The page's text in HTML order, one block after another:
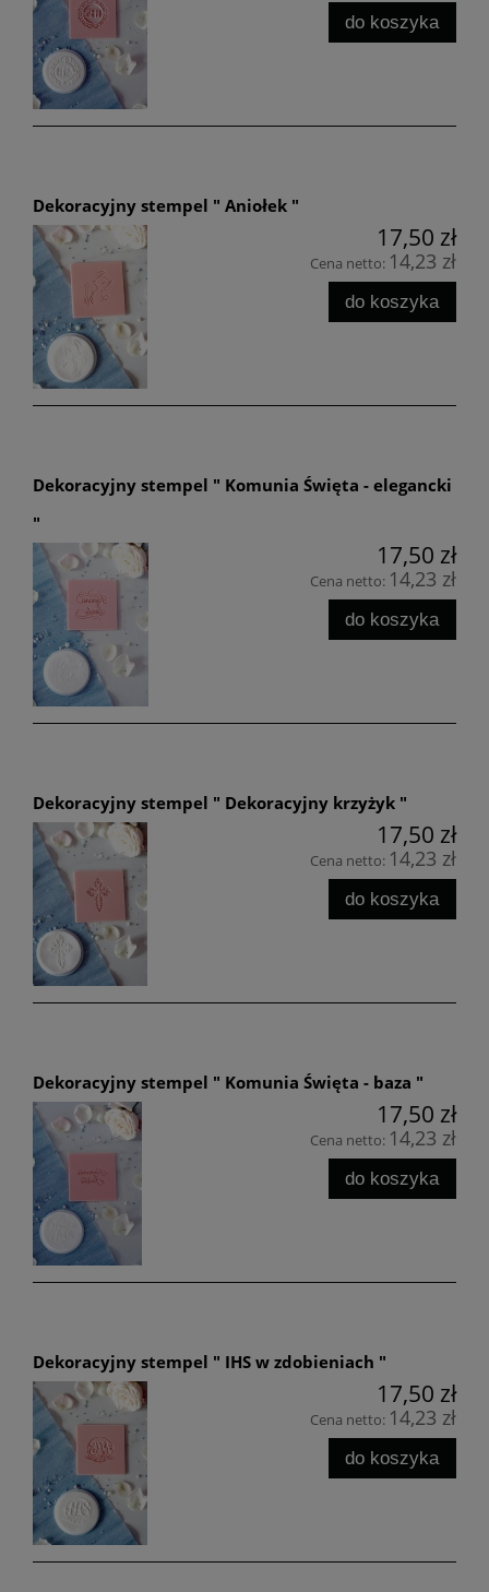
do koszyka
Dekoracyjny stempel " Aniołek "
17,50 zł
Cena netto: 14,23 zł
do koszyka
Dekoracyjny stempel " Komunia Święta - elegancki
"
17,50 zł
Cena netto: 14,23 zł
do koszyka
Dekoracyjny stempel " Dekoracyjny krzyżyk "
17,50 zł
Cena netto: 14,23 zł
do koszyka
Dekoracyjny stempel " Komunia Święta - baza "
17,50 zł
Cena netto: 14,23 zł
do koszyka
Dekoracyjny stempel " IHS w zdobieniach "
17,50 zł
Cena netto: 14,23 zł
do koszyka